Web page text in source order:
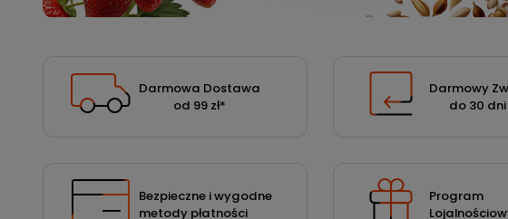
Podłoża
Środki ochrony roślin dla profesjonalistów
Darmowa Dostawa
od 99 zł*
Darmowy
do 30 dni
Bezpieczne i wygodne
metody płatności
Program